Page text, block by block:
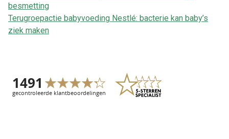
besmetting
Terugroepactie babyvoeding Nestlé: bacterie kan baby’s
ziek maken